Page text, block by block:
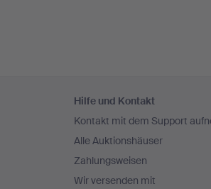
Navigation
Hilfe und Kontakt
Kontakt mit dem Support
Alle Auktionshäuser
Zahlungsweisen
Wir versenden mit